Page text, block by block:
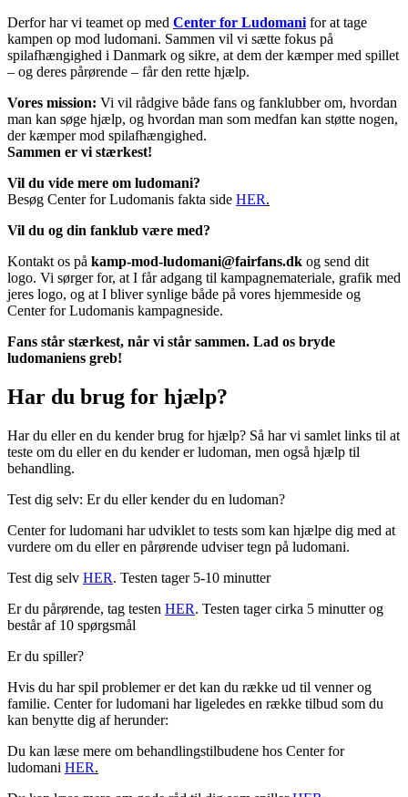
Derfor har vi teamet op med Center for Ludomani for at tage
kampen op mod ludomani. Sammen vil vi sætte fokus på
spilafhængighed i Danmark og sikre, at dem der kæmper med spillet
– og deres pårørende – får den rette hjælp.
Vores mission: Vi vil rådgive både fans og fanklubber om, hvordan
man kan søge hjælp, og hvordan man som medfan kan støtte nogen,
der kæmper mod spilafhængighed.
Sammen er vi stærkest!
Vil du vide mere om ludomani?
Besøg Center for Ludomanis fakta side HER.
Vil du og din fanklub være med?
Kontakt os på kamp-mod-ludomani@fairfans.dk og send dit
logo. Vi sørger for, at I får adgang til kampagnemateriale, grafik med
jeres logo, og at I bliver synlige både på vores hjemmeside og
Center for Ludomanis kampagneside.
Fans står stærkest, når vi står sammen. Lad os bryde
ludomaniens greb!
Har du brug for hjælp?
Har du eller en du kender brug for hjælp? Så har vi samlet links til at
teste om du eller en du kender er ludoman, men også hjælp til
behandling.
Test dig selv: Er du eller kender du en ludoman?
Center for ludomani har udviklet to tests som kan hjælpe dig med at
vurdere om du eller en pårørende udviser tegn på ludomani.
Test dig selv HER. Testen tager 5-10 minutter
Er du pårørende, tag testen HER. Testen tager cirka 5 minutter og
består af 10 spørgsmål
Er du spiller?
Hvis du har spil problemer er det kan du række ud til venner og
familie. Center for ludomani har ligeledes en række tilbud som du
kan benytte dig af herunder:
Du kan læse mere om behandlingstilbudene hos Center for
ludomani HER.